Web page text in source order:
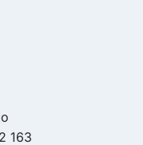
163